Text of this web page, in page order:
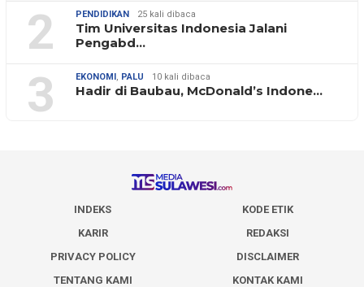
2 PENDIDIKAN 25 kali dibaca
Tim Universitas Indonesia Jalani
Pengabd…
3 EKONOMI, PALU 10 kali dibaca
Hadir di Baubau, McDonald’s Indone…
INDEKS
KODE ETIK
KARIR
REDAKSI
PRIVACY POLICY
DISCLAIMER
TENTANG KAMI
KONTAK KAMI